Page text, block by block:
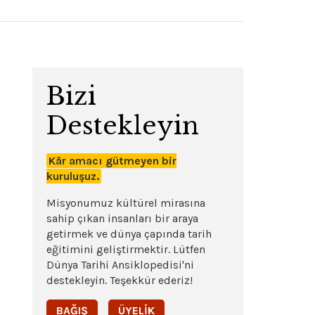
Bizi
Destekleyin
Kâr amacı gütmeyen bir
kuruluşuz.
Misyonumuz kültürel mirasına
sahip çıkan insanları bir araya
getirmek ve dünya çapında tarih
eğitimini geliştirmektir. Lütfen
Dünya Tarihi Ansiklopedisi'ni
destekleyin. Teşekkür ederiz!
BAĞIŞ ÜYELIK